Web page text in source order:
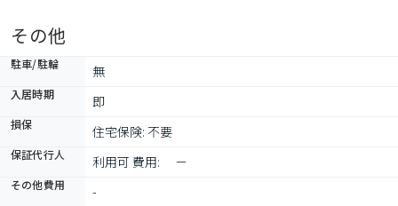
その他
駐車/駐輪 無
入居時期 即
損保 住宅保険: 不要
保証代行人 利用可 費用: 　－
その他費用 -